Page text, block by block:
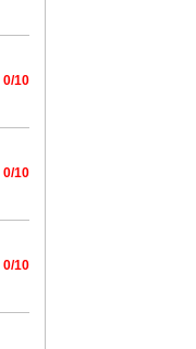
0/10
0/10
0/10